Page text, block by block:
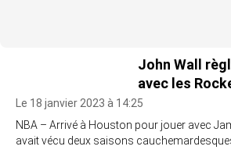
John Wall
avec les
Le 18 janvier 2023 à 14:25
NBA – Arrivé à Houston pour jouer avec
avait vécu deux saisons